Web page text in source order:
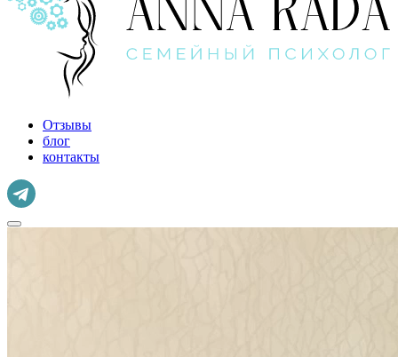
Отзывы
блог
контакты